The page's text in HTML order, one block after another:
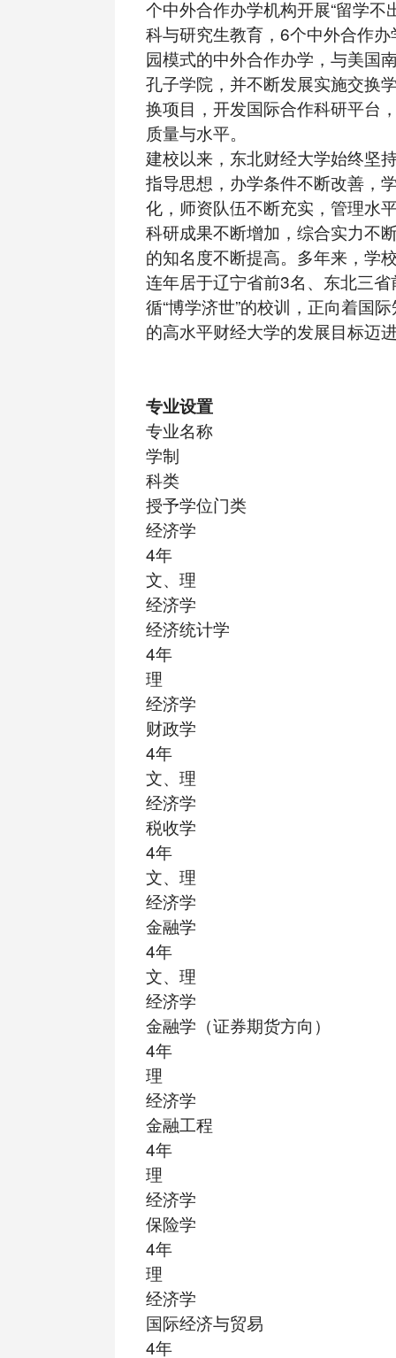
个中外合作办学机构开展“留学不
科与研究生教育，6个中外合作
园模式的中外合作办学，与美国
孔子学院，并不断发展实施交换
换项目，开发国际合作科研平台
质量与水平。
建校以来，东北财经大学始终坚
指导思想，办学条件不断改善，
化，师资队伍不断充实，管理水
科研成果不断增加，综合实力不
的知名度不断提高。多年来，学
连年居于辽宁省前3名、东北三
循“博学济世”的校训，正向着国
的高水平财经大学的发展目标迈
专业设置
专业名称
学制
科类
授予学位门类
经济学
4年
文、理
经济学
经济统计学
4年
理
经济学
财政学
4年
文、理
经济学
税收学
4年
文、理
经济学
金融学
4年
文、理
经济学
金融学（证券期货方向）
4年
理
经济学
金融工程
4年
理
经济学
保险学
4年
理
经济学
国际经济与贸易
4年